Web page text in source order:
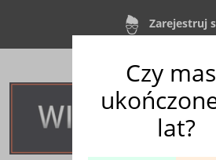
Zarejestruj
Czy
lat?